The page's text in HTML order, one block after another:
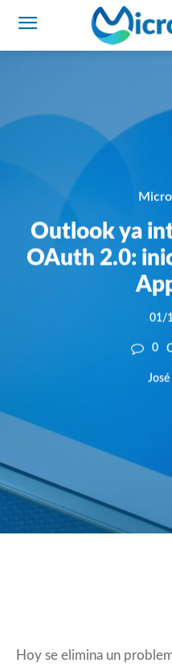
Outlook ya
OAuth 2.0:
01/
0
José
Hoy se elimina un